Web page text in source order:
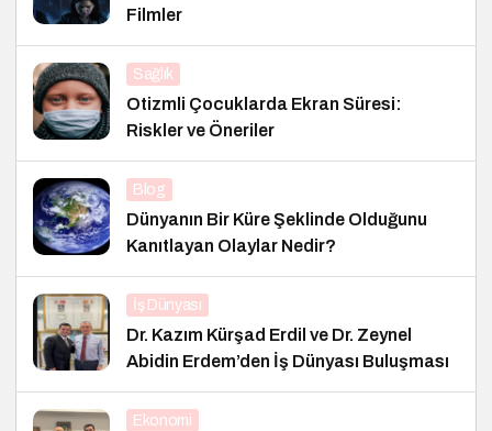
Filmler
Sağlık
Otizmli Çocuklarda Ekran Süresi:
Riskler ve Öneriler
Blog
Dünyanın Bir Küre Şeklinde Olduğunu
Kanıtlayan Olaylar Nedir?
İş Dünyası
Dr. Kazım Kürşad Erdil ve Dr. Zeynel
Abidin Erdem’den İş Dünyası Buluşması
Ekonomi